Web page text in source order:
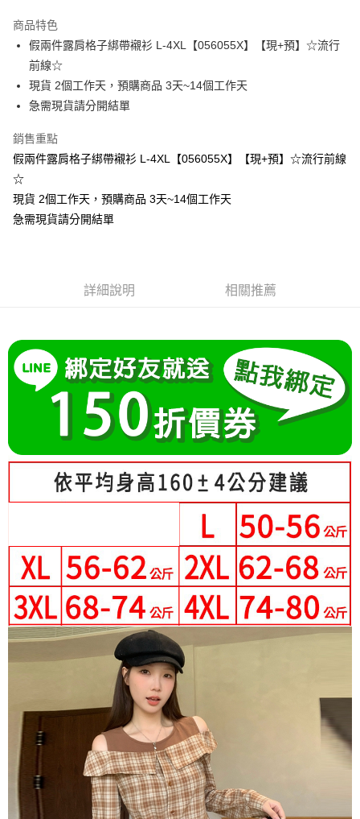
Apple Pay
街口支付
悠遊付
Google Pay
全支付
大哥付你分期
2.付款方式選擇「大哥付你分期」，訂單成立後會自動跳轉到大哥付的交易
4.訂單成立30分鐘內，如未前往確認交易或遇審核未通過，訂單將自動取
消。如遇「轉專審核」未通過狀況，表示未達大哥付你分期系統評分，恕無
法說明評估內容。
【繳款方式說明】
1.分期款項不併入電信帳單，「大哥付你分期」於每月結算日後寄送繳費提
2.透過簡訊連結打開帳單後，可選擇「超商條碼／台灣大直營門市／銀行轉
帳／街口支付／iPASS MONEY」等通路繳費。
【注意事項】
1.本服務係由「台灣大哥大股份有限公司」（以下簡稱本公司）所提供，讓
用戶於交易時，得透過本服務購買商品或服務，並由商店將買賣／分期付款
買賣價金債權讓與本公司後，依約使用本公司帳單繳交帳款。
2.基於同意付款使用「大哥付你分期」之契約關係目的，商店將以您的個人
資料（包含姓名、電話或地址）提供予台灣大哥大進項蒐集、處理及利用，
由本公司與您本人進行分期帳單所需資料之確認、核對及更正。
3.完整用戶服務條款，請詳閱以下連結：https://oppay.tw/userRule
１．簡單：不需註冊會員、不需綁卡、不需儲值。
２．便利：只要手機號碼，簡訊認證，即可結帳。
３．安心：先確認商品／服務後，再付款。
【「AFTEE先享後付」結帳流程】
１．於結帳方式選擇「AFTEE先享後付」後，將跳轉至「AFTEE先享後付」
結帳頁面，進行簡訊認證並確認金額後，即可完成結帳。
２．訂單成立數日內，您將收到繳費通知簡訊。
ATM／網路銀行／等多元方式進行付款，方視為交易完成。
※ 請注意：結帳手續完成當下不需立刻繳費，但若您需要取消訂單，請聯絡
※ 交易是否成功請以「AFTEE先享後付 」之結帳頁面顯示為準，若有關於
是否繳費成功／繳費後需取消欲退款等相關疑問，請聯繫「AFTEE先享後付
客戶支援中心」 https://netprotections.freshdesk.com/support/home
【注意事項】
１．透過由恩沛科技股份有限公司提供之「AFTEE先享後付」服務完成之交
易，需依本服務之必要範圍內提供個人資料，並將交易相關給付款項請求債
權轉讓予恩沛科技股份有限公司。
２．關於個人資料處理事宜，請瀏覽以下網址：
https://aftee.tw/terms/#terms3
３．未成年的使用者請事先徵得法定代理人或監護人之同意方可使用
「AFTEE先享後付」，若未經同意申辦者引起之損失，本公司不負相關責
任。
４．使用「AFTEE先享後付」時，將依據個別帳號之用戶狀況，依本公司即
時審查核予不同之上限額度；若仍有額度不足之情形，本公司將視審查結果
請求用戶進行身份認證。
５．嚴禁一人註冊多個帳號或使用他人資訊註冊。若發現惡意使用之情形，
恩沛科技股份有限公司將有權停止該用戶之使用額度並採取法律行動。
相關說明
「Hami Point」為中華電信所提供之點數服務，可於會員專區綁定中華電信
會員帳號後，即可在購物車使用 Hami Point 折抵消費金額 (1點等於1元)。
ATM付款
運送方式
全家付款取貨
每筆NT$80，滿NT$699(含以上)免運費
付款後全家取貨
每筆NT$80，滿NT$699(含以上)免運費
7-11付款取貨
每筆NT$80，滿NT$699(含以上)免運費
付款後7-11取貨
每筆NT$80，滿NT$699(含以上)免運費
每筆NT$70，滿NT$699(含以上)免運費
離島-郵局寄送
每筆NT$90，滿NT$699(含以上)免運費
商品特色
假兩件露肩格子綁帶襯衫 L-4XL【056055X】【現+預】☆流行
前線☆
現貨 2個工作天，預購商品 3天~14個工作天
急需現貨請分開結單
銷售重點
假兩件露肩格子綁帶襯衫 L-4XL【056055X】【現+預】☆流行前線
☆
現貨 2個工作天，預購商品 3天~14個工作天
急需現貨請分開結單
詳細說明 相關推薦